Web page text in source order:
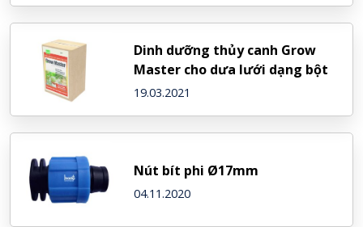
Dinh dưỡng thủy canh Grow
Master cho dưa lưới dạng bột
19.03.2021
Nút bít phi Ø17mm
04.11.2020